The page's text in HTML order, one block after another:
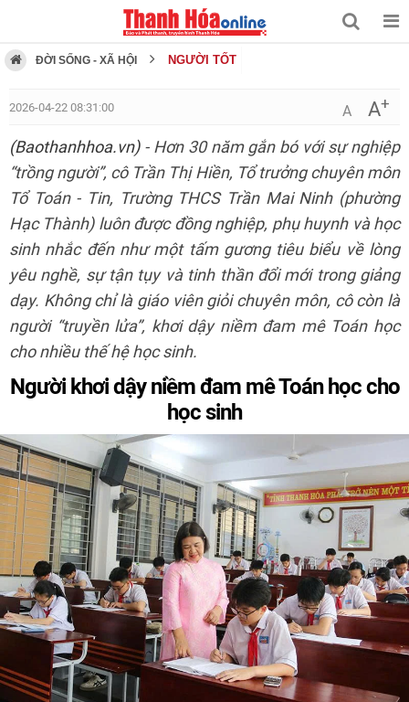
ĐỜI SỐNG - XÃ HỘI NGƯỜI TỐT
2026-04-22 08:31:00 A A+
(Baothanhhoa.vn)- Hơn 30 năm gắn bó với sự nghiệp
“trồng người”, cô Trần Thị Hiền, Tổ trưởng chuyên môn
Tổ Toán - Tin, Trường THCS Trần Mai Ninh (phường
Hạc Thành) luôn được đồng nghiệp, phụ huynh và học
sinh nhắc đến như một tấm gương tiêu biểu về lòng
yêu nghề, sự tận tụy và tinh thần đổi mới trong giảng
dạy. Không chỉ là giáo viên giỏi chuyên môn, cô còn là
người “truyền lửa”, khơi dậy niềm đam mê Toán học
cho nhiều thế hệ học sinh.
Người khơi dậy niềm đam mê Toán học cho
học sinh